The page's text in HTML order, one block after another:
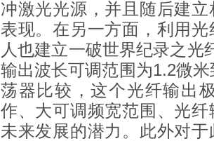
冲激光光源，并且随后建
表现。在另一方面，利用
人也建立一破世界纪录之
输出波长可调范围为1.2微
荡器比较，这个光纤输出
作、大可调频宽范围、光
未来发展的潜力。此外对